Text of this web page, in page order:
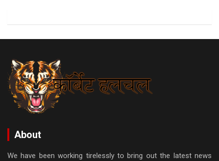
About
We have been working tirelessly to bring out the latest news